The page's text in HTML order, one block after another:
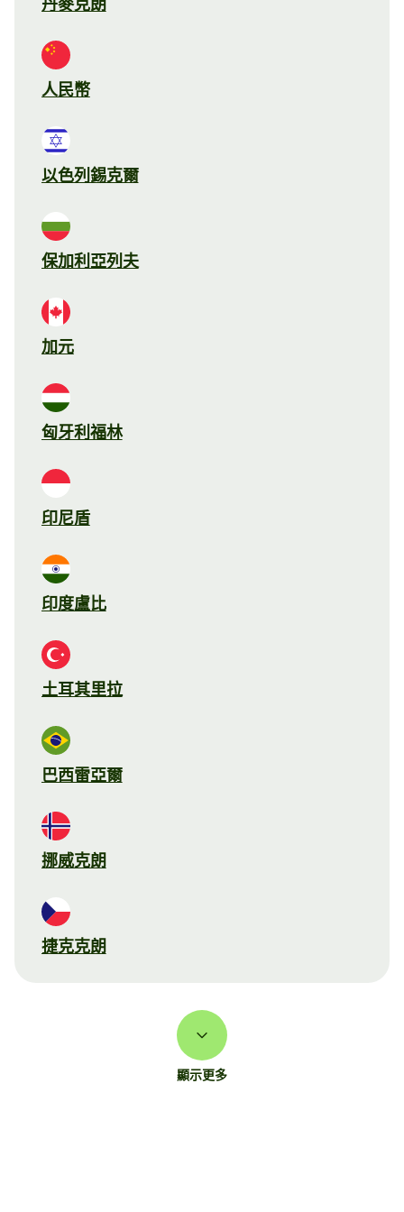
丹麥克朗
人民幣
以色列錫克爾
保加利亞列夫
加元
匈牙利福林
印尼盾
印度盧比
土耳其里拉
巴西雷亞爾
挪威克朗
捷克克朗
顯示更多